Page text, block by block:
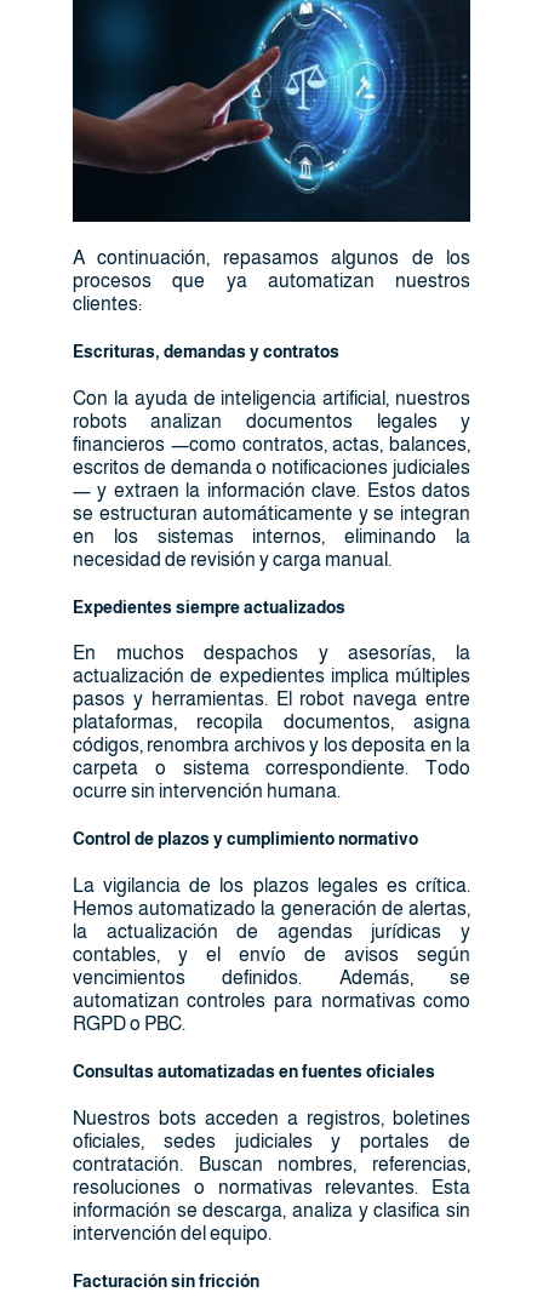
A continuación, repasamos algunos de los
procesos que ya automatizan nuestros
clientes:
Escrituras, demandas y contratos
Con la ayuda de inteligencia artificial, nuestros
robots analizan documentos legales y
financieros —como contratos, actas, balances,
escritos de demanda o notificaciones judiciales
— y extraen la información clave. Estos datos
se estructuran automáticamente y se integran
en los sistemas internos, eliminando la
necesidad de revisión y carga manual.
Expedientes siempre actualizados
En muchos despachos y asesorías, la
actualización de expedientes implica múltiples
pasos y herramientas. El robot navega entre
plataformas, recopila documentos, asigna
códigos, renombra archivos y los deposita en la
carpeta o sistema correspondiente. Todo
ocurre sin intervención humana.
Control de plazos y cumplimiento normativo
La vigilancia de los plazos legales es crítica.
Hemos automatizado la generación de alertas,
la actualización de agendas jurídicas y
contables, y el envío de avisos según
vencimientos definidos. Además, se
automatizan controles para normativas como
RGPD o PBC.
Consultas automatizadas en fuentes oficiales
Nuestros bots acceden a registros, boletines
oficiales, sedes judiciales y portales de
contratación. Buscan nombres, referencias,
resoluciones o normativas relevantes. Esta
información se descarga, analiza y clasifica sin
intervención del equipo.
Facturación sin fricción